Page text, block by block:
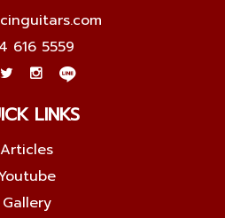
616 5559
LINKS
Articles
Gallery